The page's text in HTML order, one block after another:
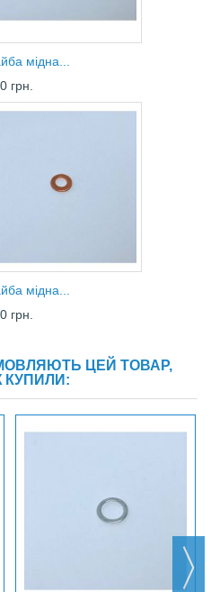
мідна...
грн.
мідна...
грн.
ЦЕЙ ТОВАР,
КУПИЛИ: